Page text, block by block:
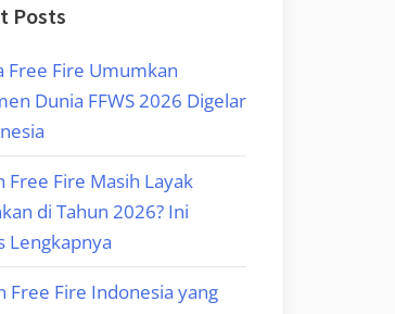
Posts
Free Fire Umumkan
Dunia FFWS 2026 Digelar
Free Fire Masih Layak
di Tahun 2026? Ini
Lengkapnya
Free Fire Indonesia yang